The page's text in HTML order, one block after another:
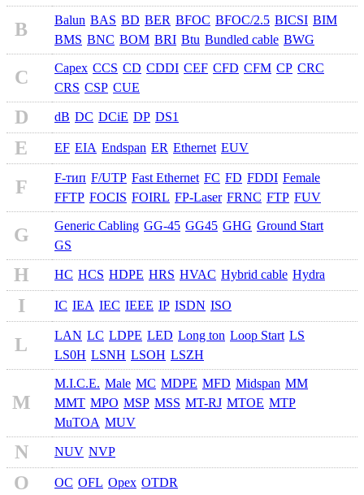
B Balun BAS BD BER BFOC BFOC/2.5 BICSI BIM
BMS BNC BOM BRI Btu Bundled cable BWG
C Capex CCS CD CDDI CEF CFD CFM CP CRC
CRS CSP CUE
D dB DC DCiE DP DS1
E EF EIA Endspan ER Ethernet EUV
F F-тип F/UTP Fast Ethernet FC FD FDDI Female
FFTP FOCIS FOIRL FP-Laser FRNC FTP FUV
G Generic Cabling GG-45 GG45 GHG Ground Start
GS
H HC HCS HDPE HRS HVAC Hybrid cable Hydra
I IC IEA IEC IEEE IP ISDN ISO
L LAN LC LDPE LED Long ton Loop Start LS
LS0H LSNH LSOH LSZH
M
M.I.C.E. Male MC MDPE MFD Midspan MM
MMT MPO MSP MSS MT-RJ MTOE MTP
MuTOA MUV
N NUV NVP
O OC OFL Opex OTDR